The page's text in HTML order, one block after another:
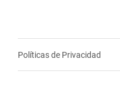
Políticas de Privacidad